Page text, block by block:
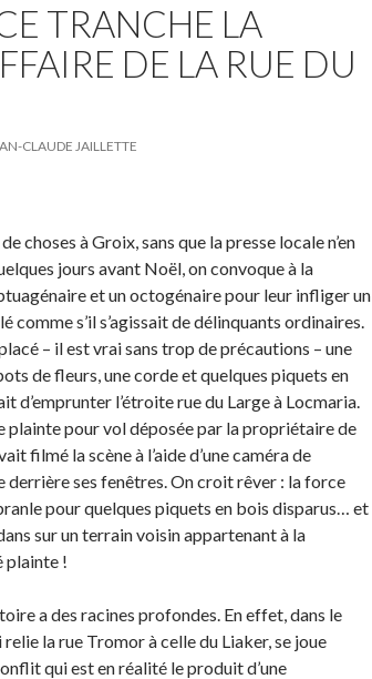
TRANCHE LA
DE LA RUE DU
CLAUDE JAILLETTE
choses à Groix, sans que la presse locale n’en
jours avant Noël, on convoque à la
et un octogénaire pour leur infliger un
comme s’il s’agissait de délinquants ordinaires.
– il est vrai sans trop de précautions – une
de fleurs, une corde et quelques piquets en
d’emprunter l’étroite rue du Large à Locmaria.
plainte pour vol déposée par la propriétaire de
filmé la scène à l’aide d’une caméra de
derrière ses fenêtres. On croit rêver : la force
pour quelques piquets en bois disparus… et
sur un terrain voisin appartenant à la
plainte !
a des racines profondes. En effet, dans le
la rue Tromor à celle du Liaker, se joue
qui est en réalité le produit d’une